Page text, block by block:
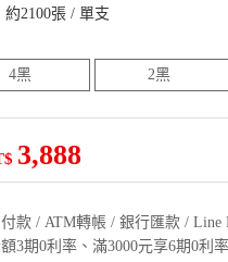
2100張 / 單支
4黑 2黑
3,888
款 / ATM轉帳 / 銀行匯款 / Line
3期0利率、滿3000元享6期0利